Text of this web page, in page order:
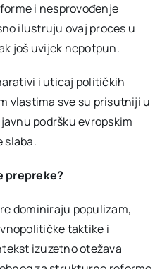
i nesprovođenje
ilustruju ovaj proces u
još uvijek nepotpun.
i uticaj političkih
vlastima sve su prisutniji u
podršku evropskim
slaba.
prepreke?
dominiraju populizam,
taktike i
izuzetno otežava